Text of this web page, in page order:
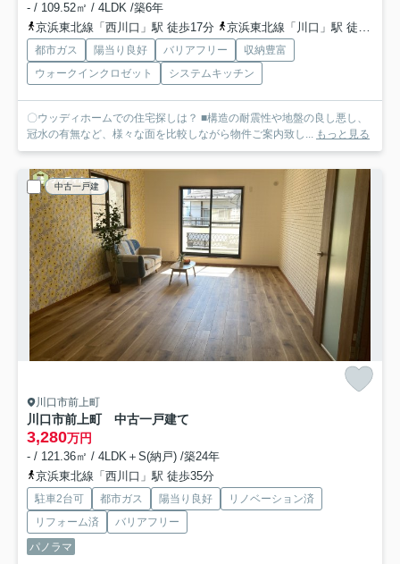
- / 109.52㎡ / 4LDK /築6年
京浜東北線「西川口」駅 徒歩17分
京浜東北線「川口」駅 徒歩21分
都市ガス 陽当り良好 バリアフリー
収納豊富
ウォークインクロゼット
システムキッチン
〇ウッディホームでの住宅探しは？ ■構造の耐震性や地盤の良し悪し、
冠水の有無など、様々な面を比較しながら物件ご案内致し... もっと見る
中古一戸建
川口市前上町
川口市前上町 中古一戸建て
3,280万円
- / 121.36㎡ / 4LDK＋S(納戸) /築24年
京浜東北線「西川口」駅 徒歩35分
駐車2台可 都市ガス 陽当り良好
リノベーション済
リフォーム済
バリアフリー
パノラマ